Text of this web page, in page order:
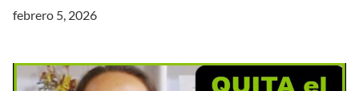
febrero 5, 2026